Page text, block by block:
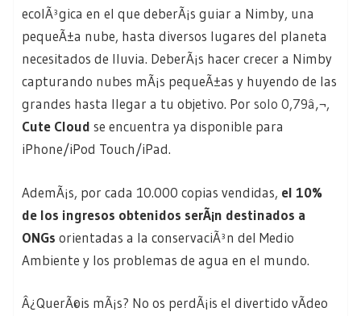
ecolÃ³gica en el que deberÃ¡s guiar a Nimby, una
pequeÃ±a nube, hasta diversos lugares del planeta
necesitados de lluvia. DeberÃ¡s hacer crecer a Nimby
capturando nubes mÃ¡s pequeÃ±as y huyendo de las
grandes hasta llegar a tu objetivo. Por solo 0,79â‚¬,
Cute Cloud se encuentra ya disponible para
iPhone/iPod Touch/iPad.
AdemÃ¡s, por cada 10.000 copias vendidas, el 10%
de los ingresos obtenidos serÃ¡n destinados a
ONGs orientadas a la conservaciÃ³n del Medio
Ambiente y los problemas de agua en el mundo.
Â¿QuerÃ©is mÃ¡s? No os perdÃ¡is el divertido vÃ­deo